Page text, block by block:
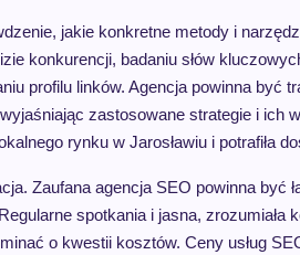
jakie konkretne metody i
konkurencji, badaniu słów
profilu linków. Agencja powinna być
zastosowane strategie i ich
rynku w Jarosławiu i potrafiła
Zaufana agencja SEO powinna być
spotkania i jasna, zrozumiała
o kwestii kosztów. Ceny usług